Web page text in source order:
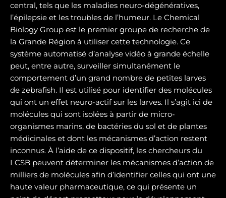
central, tels que les maladies neuro-dégénératives,
l’épilepsie et les troubles de l’humeur. Le Chemical
Biology Group est le premier groupe de recherche de
la Grande Région à utiliser cette technologie. Ce
système automatisé d’analyse vidéo à grande échelle
peut, entre autre, surveiller simultanément le
comportement d’un grand nombre de petites larves
de zebrafish. Il est utilisé pour identifier des molécules
qui ont un effet neuro-actif sur les larves. Il s’agit ici de
molécules qui sont isolées à partir de micro-
organismes marins, de bactéries du sol et de plantes
médicinales et dont les mécanismes d’action restent
inconnus. À l’aide de ce dispositif, les chercheurs du
LCSB peuvent déterminer les mécanismes d’action de
milliers de molécules afin d’identifier celles qui ont une
haute valeur pharmaceutique, ce qui présente un